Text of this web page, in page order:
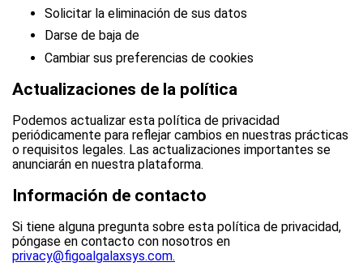
Solicitar la eliminación de sus datos
Darse de baja de
Cambiar sus preferencias de cookies
Actualizaciones de la política
Podemos actualizar esta política de privacidad
periódicamente para reflejar cambios en nuestras prácticas
o requisitos legales. Las actualizaciones importantes se
anunciarán en nuestra plataforma.
Información de contacto
Si tiene alguna pregunta sobre esta política de privacidad,
póngase en contacto con nosotros en
privacy@figoalgalaxsys.com.